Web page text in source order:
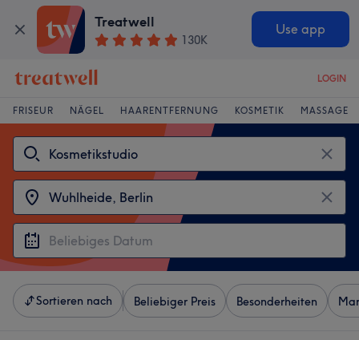
Treatwell
130K
Use app
LOGIN
FRISEUR NÄGEL HAARENTFERNUNG KOSMETIK MASSAGE
Sortieren nach Beliebiger Preis Besonderheiten